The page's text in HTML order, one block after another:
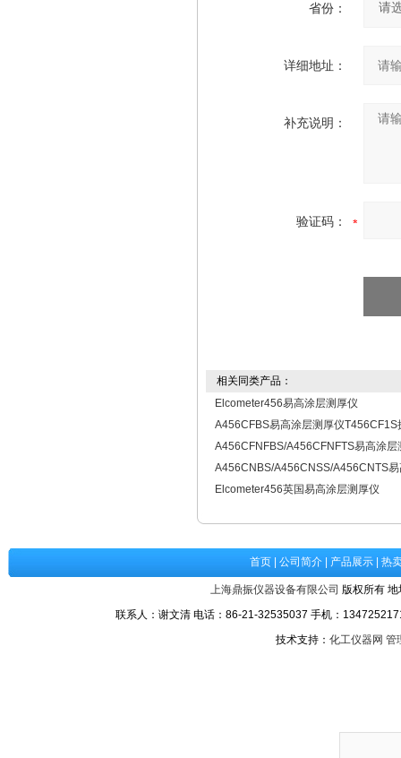
省份：
详细地址：
补充说明：
验证码：
相关同类产品：
Elcometer456易高涂层测厚仪
A456CFBS易高涂层测厚仪T456CF1S
A456CFNFBS/A456CFNFTS易高涂层
A456CNBS/A456CNSS/A456CNTS
Elcometer456英国易高涂层测厚仪
首页| 公司简介| 产品展示| 热
上海鼎振仪器设备有限公司 版权所有
联系人：谢文清 电话：86-21-32535037 手机：
技术支持： 化工仪器网 管